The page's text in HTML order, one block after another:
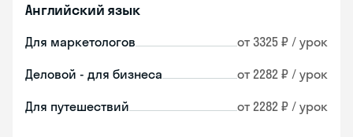
Английский язык
Для маркетологов от 3325 ₽ / урок
Деловой - для бизнеса от 2282 ₽ / урок
Для путешествий от 2282 ₽ / урок